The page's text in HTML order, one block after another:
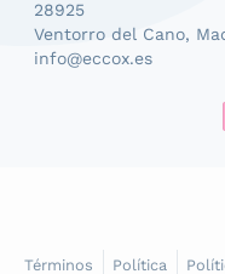
28925
Ventorro del Cano,
info@eccox.es
Términos
Política